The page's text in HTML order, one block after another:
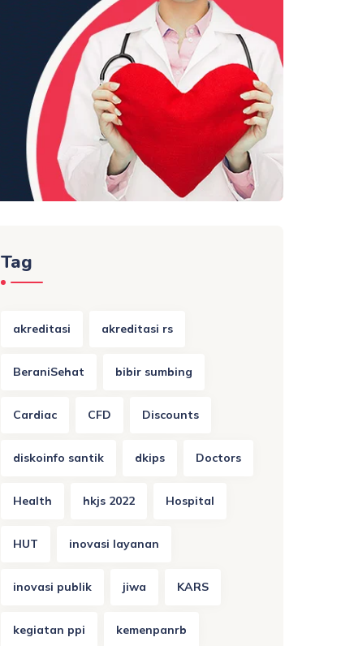
Tag
akreditasi akreditasi rs
BeraniSehat bibir sumbing
Cardiac CFD Discounts
diskoinfo santik dkips Doctors
Health hkjs 2022 Hospital
HUT inovasi layanan
inovasi publik jiwa KARS
kegiatan ppi kemenpanrb